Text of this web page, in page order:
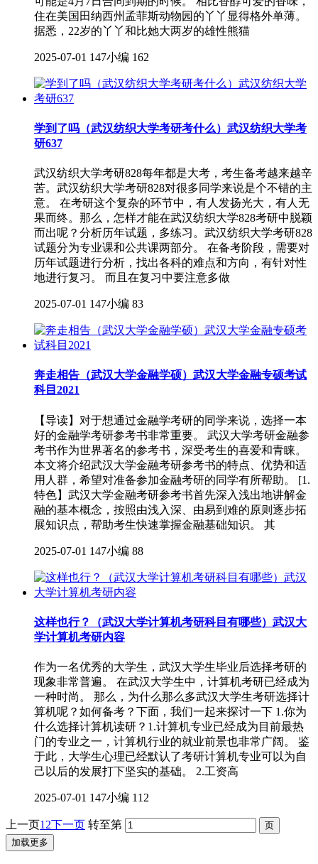
住在美国田纳西州孟菲斯动物园的丫丫显得格外单薄。
据悉，22岁的丫丫和比她大两岁的雄性熊猫
2025-07-01 147小编 162
学到了吗（武汉纺织大学考研考什么）武汉纺织大学考
研637
武汉纺织大学考研828每年都是大考，考生备考越来越辛
苦。武汉纺织大学考研828对很多同学来说是个不错的主
意。 在考研这个复杂的环节中，有人发扬光大，有人无
果而终。那么，怎样才能在武汉纺织大学828考研中脱颖
而出呢？分析历年试题，多练习。武汉纺织大学考研828
试题分为专业课和公共课两部分。 在备考阶段，需要对
历年试题进行分析，找出各科的难点和方向，有针对性
地进行复习。 而且在复习中要注意多做
2025-07-01 147小编 83
奔走相告（武汉大学金融学硕）武汉大学金融专硕考试
科目2021
【导读】对于想通过金融学考研的同学来说，选择一本
好的金融学考研参考书非常重要。 武汉大学考研金融参
考书作为世界著名的参考书，深受考生的喜爱和青睐。
本文将介绍武汉大学金融考研参考书的特点、优势和适
用人群，希望对准备参加金融考研的同学有所帮助。 [1.
特色】武汉大学金融考研参考书首先深入浅出地讲解金
融的基本概念，按照由浅入深、由易到难的原则逐步拓
展知识点，帮助考生快速掌握金融基础知识。 其
2025-07-01 147小编 88
这样也行？（武汉大学计算机考研科目有哪些）武汉大
学计算机考研内容
作为一名优秀的大学生，武汉大学生毕业后选择考研的
现象非常普遍。 在武汉大学生中，计算机考研已经成为
一种时尚。 那么，为什么那么多武汉大学生考研选择计
算机呢？如何备考？下面，我们一起来探讨一下 1.你为
什么选择计算机读研？1.计算机专业已经成为目前最热
门的专业之一，计算机行业的就业前景也非常广阔。 鉴
于此，大学生心理已经默认了考研计算机专业可以为自
己以后的发展打下坚实的基础。 2.工资高
2025-07-01 147小编 112
上一页1 2下一页 转至第
加载更多